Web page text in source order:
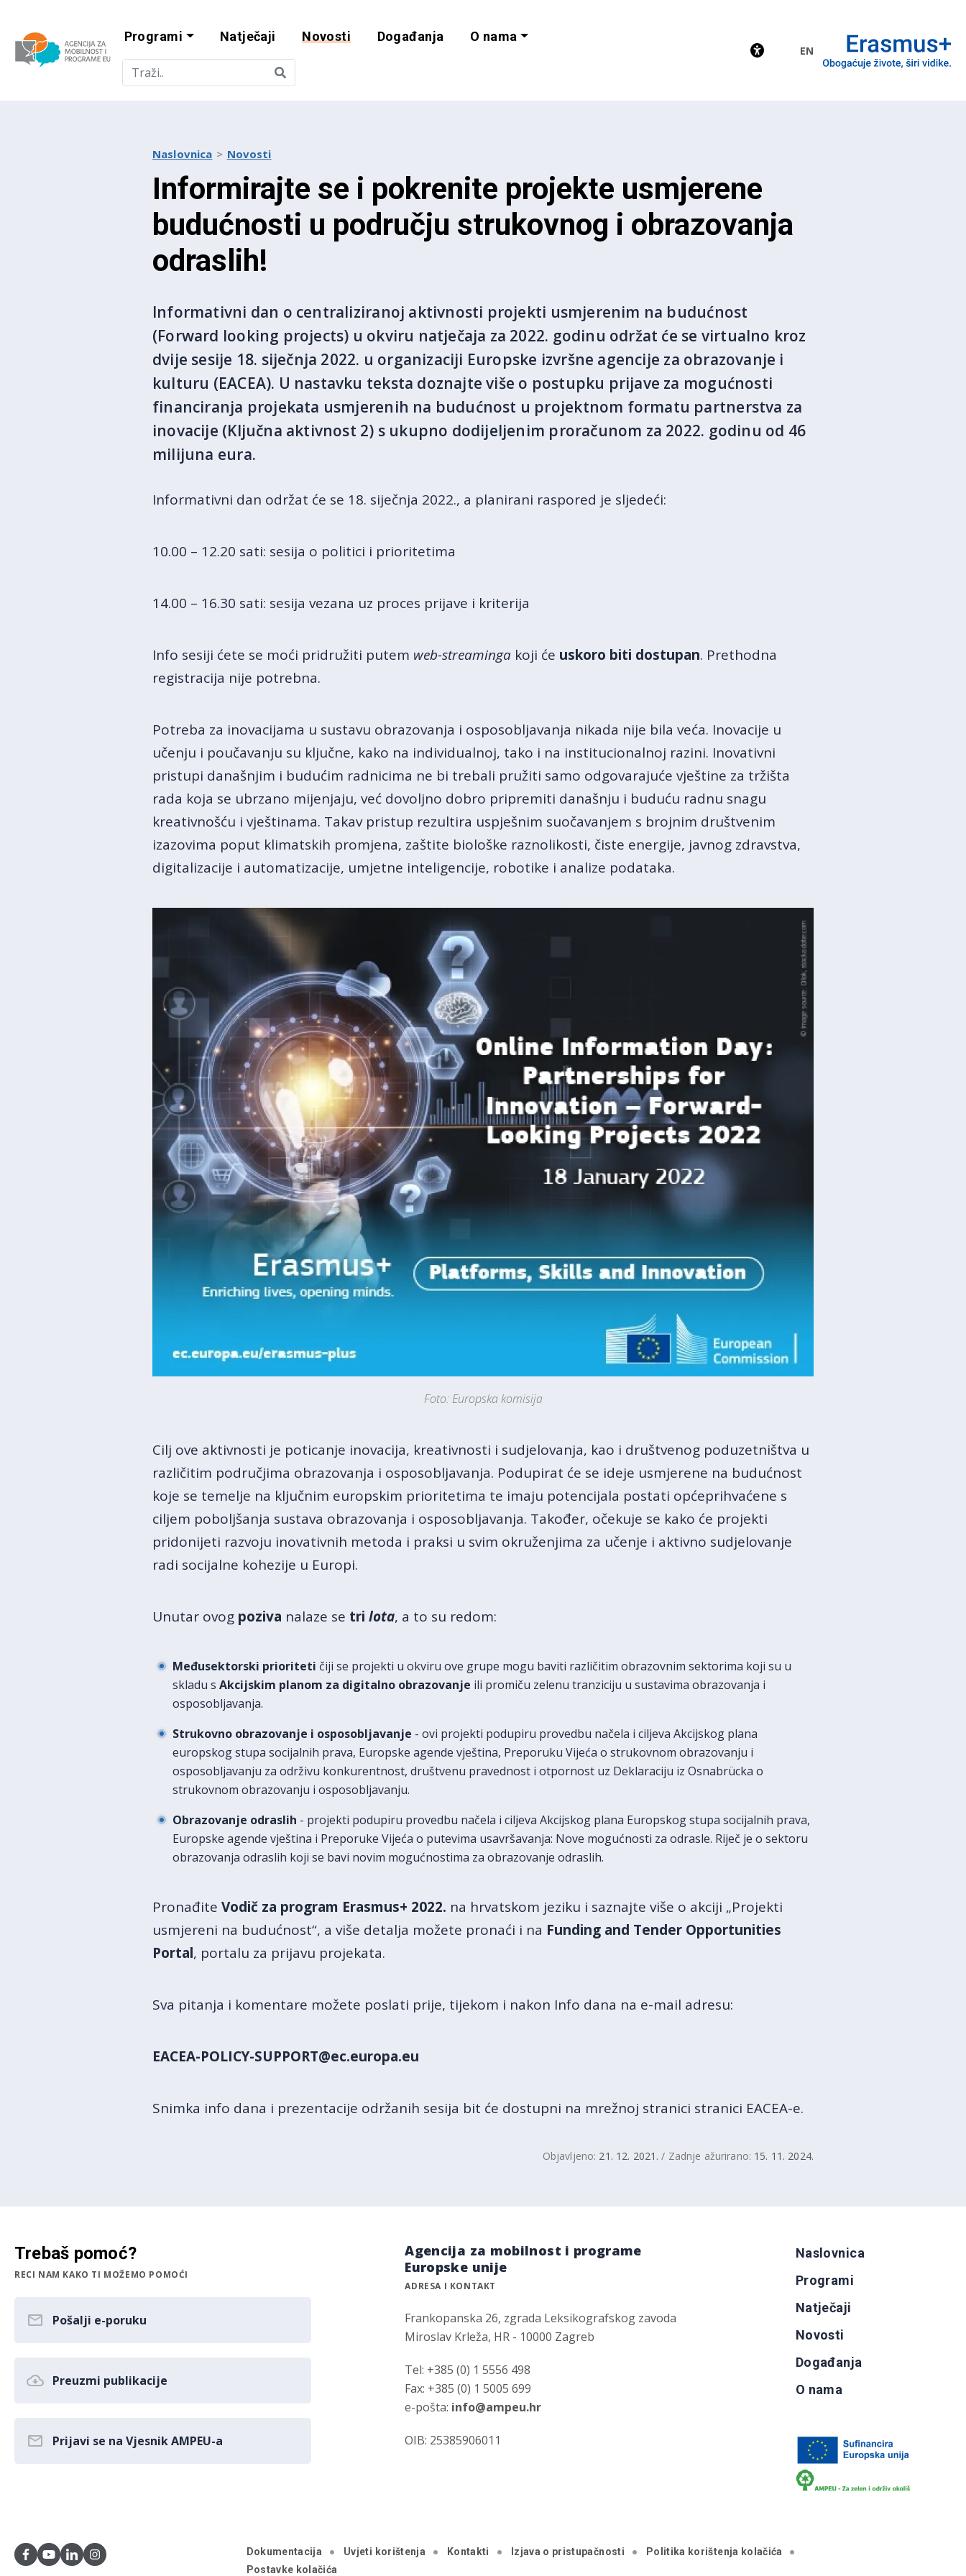
Agencija za mobilnost i programe EU
Programi Natječaji Novosti Događanja O nama
EN
Naslovnica Novosti
Informirajte se i pokrenite projekte usmjerene
budućnosti u području strukovnog i obrazovanja
odraslih!
Informativni dan o centraliziranoj aktivnosti projekti usmjerenim na budućnost
(Forward looking projects) u okviru natječaja za 2022. godinu održat će se virtualno kroz
dvije sesije 18. siječnja 2022. u organizaciji Europske izvršne agencije za obrazovanje i
kulturu (EACEA). U nastavku teksta doznajte više o postupku prijave za mogućnosti
financiranja projekata usmjerenih na budućnost u projektnom formatu partnerstva za
inovacije (Ključna aktivnost 2) s ukupno dodijeljenim proračunom za 2022. godinu od 46
milijuna eura.
Informativni dan održat će se 18. siječnja 2022., a planirani raspored je sljedeći:
10.00 – 12.20 sati: sesija o politici i prioritetima
14.00 – 16.30 sati: sesija vezana uz proces prijave i kriterija
Info sesiji ćete se moći pridružiti putem web-streaminga koji će uskoro biti dostupan. Prethodna
registracija nije potrebna.
Potreba za inovacijama u sustavu obrazovanja i osposobljavanja nikada nije bila veća. Inovacije u
učenju i poučavanju su ključne, kako na individualnoj, tako i na institucionalnoj razini. Inovativni
pristupi današnjim i budućim radnicima ne bi trebali pružiti samo odgovarajuće vještine za tržišta
rada koja se ubrzano mijenjaju, već dovoljno dobro pripremiti današnju i buduću radnu snagu
kreativnošću i vještinama. Takav pristup rezultira uspješnim suočavanjem s brojnim društvenim
izazovima poput klimatskih promjena, zaštite biološke raznolikosti, čiste energije, javnog zdravstva,
digitalizacije i automatizacije, umjetne inteligencije, robotike i analize podataka.
Foto: Europska komisija
Cilj ove aktivnosti je poticanje inovacija, kreativnosti i sudjelovanja, kao i društvenog poduzetništva u
različitim područjima obrazovanja i osposobljavanja. Podupirat će se ideje usmjerene na budućnost
koje se temelje na ključnim europskim prioritetima te imaju potencijala postati općeprihvaćene s
ciljem poboljšanja sustava obrazovanja i osposobljavanja. Također, očekuje se kako će projekti
pridonijeti razvoju inovativnih metoda i praksi u svim okruženjima za učenje i aktivno sudjelovanje
radi socijalne kohezije u Europi.
Unutar ovog poziva nalaze se tri lota, a to su redom:
Međusektorski prioriteti čiji se projekti u okviru ove grupe mogu baviti različitim obrazovnim sektorima koji su u
skladu s Akcijskim planom za digitalno obrazovanje ili promiču zelenu tranziciju u sustavima obrazovanja i
osposobljavanja.
Strukovno obrazovanje i osposobljavanje - ovi projekti podupiru provedbu načela i ciljeva Akcijskog plana
europskog stupa socijalnih prava, Europske agende vještina, Preporuku Vijeća o strukovnom obrazovanju i
osposobljavanju za održivu konkurentnost, društvenu pravednost i otpornost uz Deklaraciju iz Osnabrücka o
strukovnom obrazovanju i osposobljavanju.
Obrazovanje odraslih - projekti podupiru provedbu načela i ciljeva Akcijskog plana Europskog stupa socijalnih prava,
Europske agende vještina i Preporuke Vijeća o putevima usavršavanja: Nove mogućnosti za odrasle. Riječ je o sektoru
obrazovanja odraslih koji se bavi novim mogućnostima za obrazovanje odraslih.
Pronađite Vodič za program Erasmus+ 2022. na hrvatskom jeziku i saznajte više o akciji „Projekti
usmjereni na budućnost“, a više detalja možete pronaći i na Funding and Tender Opportunities
Portal, portalu za prijavu projekata.
Sva pitanja i komentare možete poslati prije, tijekom i nakon Info dana na e-mail adresu:
EACEA-POLICY-SUPPORT@ec.europa.eu
Snimka info dana i prezentacije održanih sesija bit će dostupni na mrežnoj stranici stranici EACEA-e.
Objavljeno: 21. 12. 2021. / Zadnje ažurirano: 15. 11. 2024.
Trebaš pomoć?
RECI NAM KAKO TI MOŽEMO POMOĆI
Pošalji e-poruku
Preuzmi publikacije
Prijavi se na Vjesnik AMPEU-a
Agencija za mobilnost i programe
Europske unije
ADRESA I KONTAKT
Frankopanska 26, zgrada Leksikografskog zavoda
Miroslav Krleža, HR - 10000 Zagreb
Tel: +385 (0) 1 5556 498
Fax: +385 (0) 1 5005 699
e-pošta: info@ampeu.hr
OIB: 25385906011
Naslovnica
Programi
Natječaji
Novosti
Događanja
O nama
Dokumentacija Uvjeti korištenja Kontakti Izjava o pristupačnosti
Politika korištenja kolačića
Postavke kolačića